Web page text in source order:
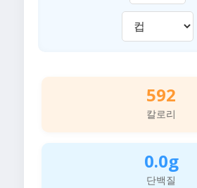
592
칼로리
0.0g
단백질